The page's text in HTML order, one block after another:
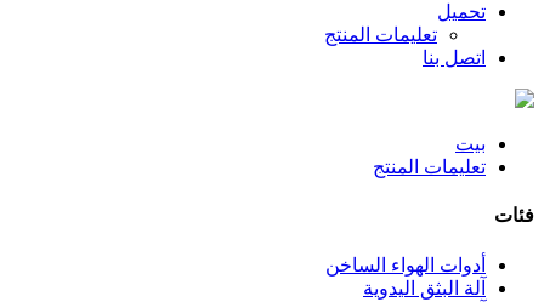
تحميل
تعليمات المنتج
اتصل بنا
بيت
تعليمات المنتج
فئات
أدوات الهواء الساخن
آلة البثق اليدوية